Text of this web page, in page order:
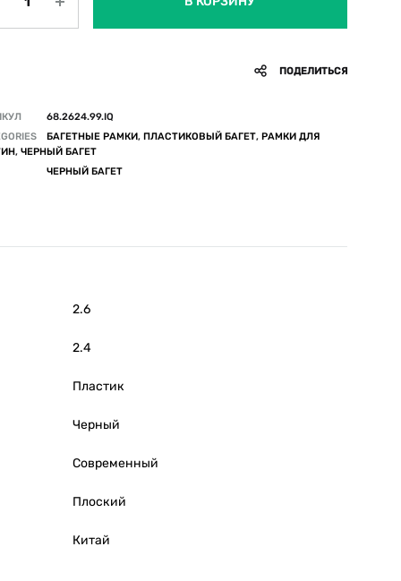
ПОДЕЛИТЬСЯ
68.2624.99.IQ
БАГЕТНЫЕ РАМКИ, ПЛАСТИКОВЫЙ БАГЕТ, РАМКИ ДЛЯ
, ЧЕРНЫЙ БАГЕТ
ЧЕРНЫЙ БАГЕТ
2.6
2.4
Пластик
Черный
Современный
Плоский
Китай